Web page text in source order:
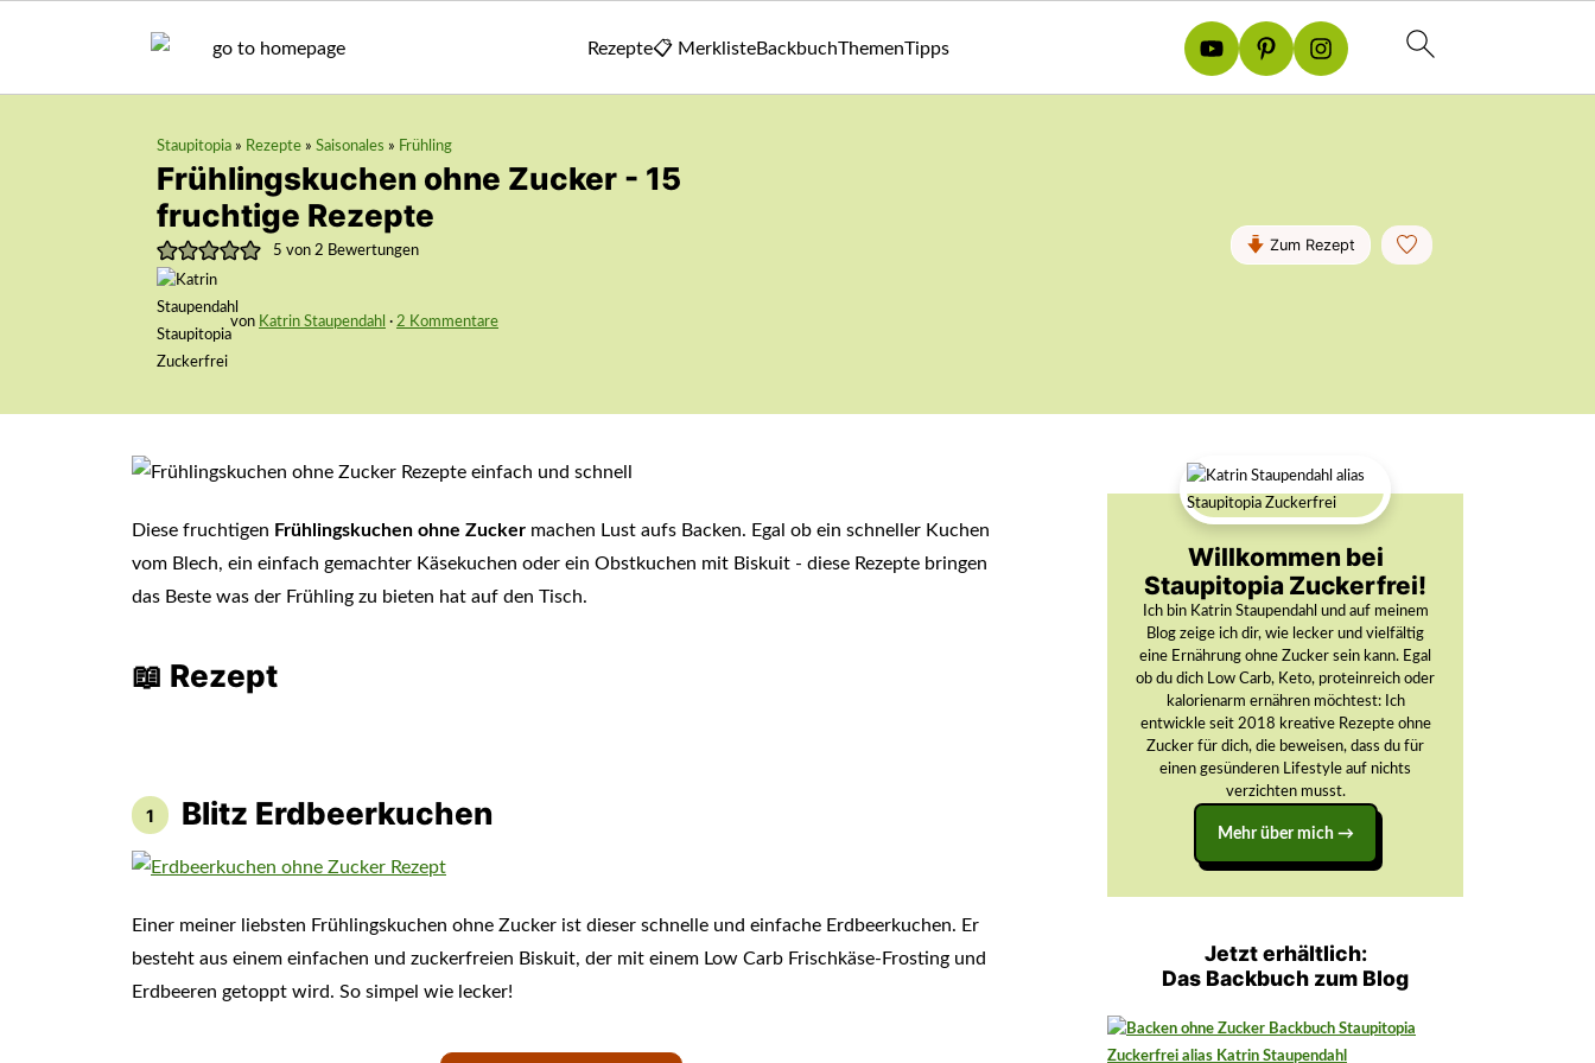
Rezepte📋 MerklisteBackbuchThemenTipps
Staupitopia » Rezepte » Saisonales » Frühling
Frühlingskuchen ohne Zucker - 15
fruchtige Rezepte
5 von 2 Bewertungen
von Katrin Staupendahl · 2 Kommentare
Zum Rezept
Diese fruchtigen Frühlingskuchen ohne Zucker machen Lust aufs Backen. Egal ob ein schneller Kuchen
vom Blech, ein einfach gemachter Käsekuchen oder ein Obstkuchen mit Biskuit - diese Rezepte bringen
das Beste was der Frühling zu bieten hat auf den Tisch.
📖 Rezept
Blitz Erdbeerkuchen
Einer meiner liebsten Frühlingskuchen ohne Zucker ist dieser schnelle und einfache Erdbeerkuchen. Er
besteht aus einem einfachen und zuckerfreien Biskuit, der mit einem Low Carb Frischkäse-Frosting und
Erdbeeren getoppt wird. So simpel wie lecker!
Willkommen bei
Staupitopia Zuckerfrei!
Ich bin Katrin Staupendahl und auf meinem
Blog zeige ich dir, wie lecker und vielfältig
eine Ernährung ohne Zucker sein kann. Egal
ob du dich Low Carb, Keto, proteinreich oder
kalorienarm ernähren möchtest: Ich
entwickle seit 2018 kreative Rezepte ohne
Zucker für dich, die beweisen, dass du für
einen gesünderen Lifestyle auf nichts
verzichten musst.
Mehr über mich →
Jetzt erhältlich:
Das Backbuch zum Blog